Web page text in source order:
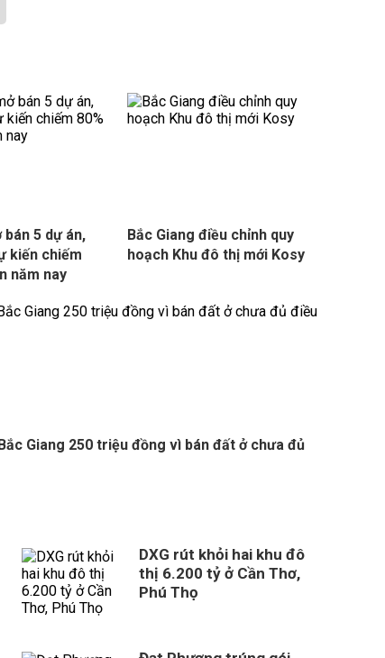
bán 5 dự án,
kiến chiếm
năm nay
Bắc Giang điều chỉnh quy
hoạch Khu đô thị mới Kosy
Giang 250 triệu đồng vì bán đất ở chưa đủ
DXG rút khỏi hai khu đô
thị 6.200 tỷ ở Cần Thơ,
Phú Thọ